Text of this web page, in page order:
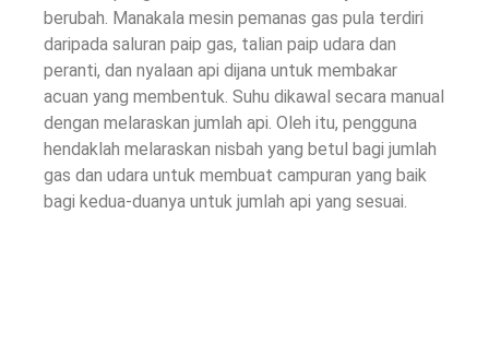
berubah. Manakala mesin pemanas gas pula terdiri
daripada saluran paip gas, talian paip udara dan
peranti, dan nyalaan api dijana untuk membakar
acuan yang membentuk. Suhu dikawal secara manual
dengan melaraskan jumlah api. Oleh itu, pengguna
hendaklah melaraskan nisbah yang betul bagi jumlah
gas dan udara untuk membuat campuran yang baik
bagi kedua-duanya untuk jumlah api yang sesuai.